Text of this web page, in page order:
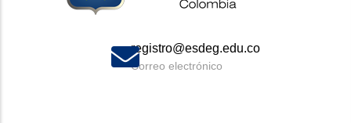
registro@esdeg.edu.co
Correo electrónico